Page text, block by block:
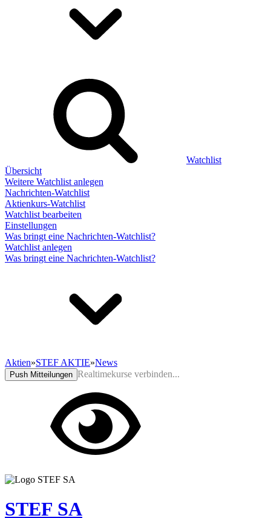
Watchlist
Übersicht
Weitere Watchlist anlegen
Nachrichten-Watchlist
Aktienkurs-Watchlist
Watchlist bearbeiten
Einstellungen
Was bringt eine Nachrichten-Watchlist?
Watchlist anlegen
Was bringt eine Nachrichten-Watchlist?
Aktien»STEF AKTIE»News
Push Mitteilungen Realtimekurse verbinden...
STEF SA